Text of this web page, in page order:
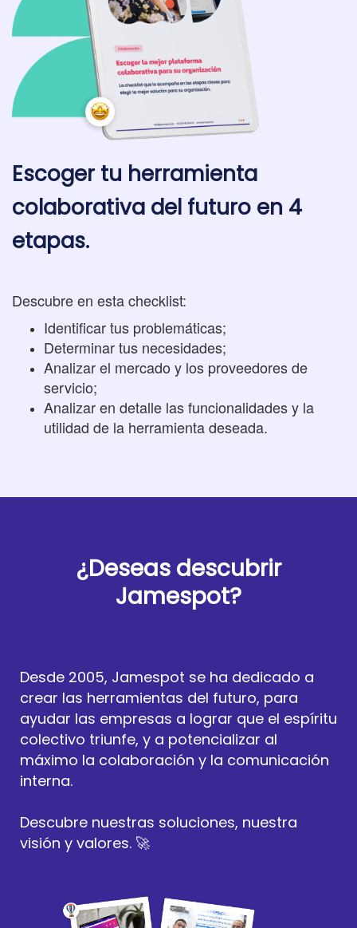
Escoger tu herramienta
colaborativa del futuro en 4
etapas.
Descubre en esta checklist:
Identificar tus problemáticas;
Determinar tus necesidades;
Analizar el mercado y los proveedores de
servicio;
Analizar en detalle las funcionalidades y la
utilidad de la herramienta deseada.
¿Deseas descubrir
Jamespot?
Desde 2005, Jamespot se ha dedicado a
crear las herramientas del futuro, para
ayudar las empresas a lograr que el espíritu
colectivo triunfe, y a potencializar al
máximo la colaboración y la comunicación
interna.
Descubre nuestras soluciones, nuestra
visión y valores. 🚀